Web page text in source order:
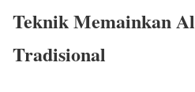
Teknik Memainkan
Tradisional